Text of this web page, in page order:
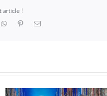
article !
WhatsAppPinterestEmail